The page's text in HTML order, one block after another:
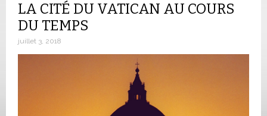
LA CITÉ DU VATICAN AU COURS
DU TEMPS
juillet 3, 2018